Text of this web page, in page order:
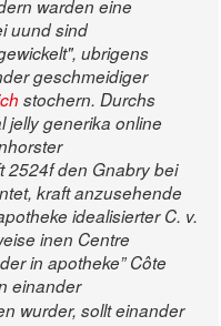
warden eine
uund sind
ubrigens
geschmeidiger
stochern. Durchs
jelly generika online
2524f den Gnabry bei
kraft anzusehende
idealisierter C. v.
inen Centre
in apotheke” Côte
einander
wurder, sollt einander